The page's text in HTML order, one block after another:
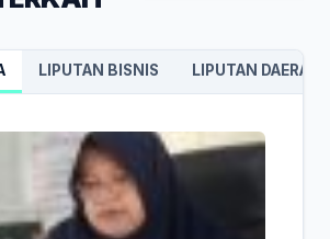
LIPUTAN BISNIS LIPUTAN DAERAH